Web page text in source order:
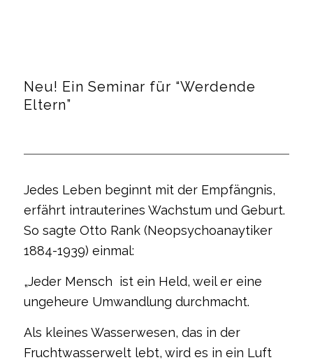
Neu! Ein Seminar für “Werdende
Eltern”
Jedes Leben beginnt mit der Empfängnis,
erfährt intrauterines Wachstum und Geburt.
So sagte Otto Rank (Neopsychoanaytiker
1884-1939) einmal:
„Jeder Mensch ist ein Held, weil er eine
ungeheure Umwandlung durchmacht.
Als kleines Wasserwesen, das in der
Fruchtwasserwelt lebt, wird es in ein Luft